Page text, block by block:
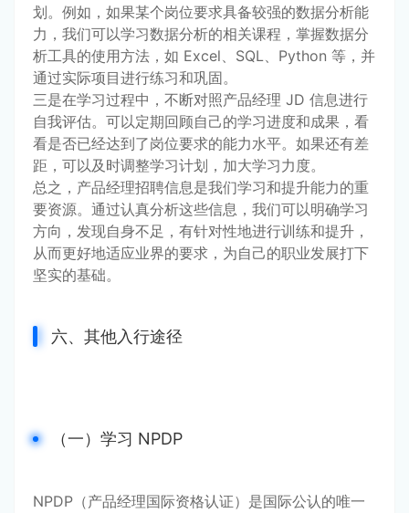
划。例如，如果某个岗位要求具备较强的数据分析能
力，我们可以学习数据分析的相关课程，掌握数据分
析工具的使用方法，如 Excel、SQL、Python 等，并
通过实际项目进行练习和巩固。
三是在学习过程中，不断对照产品经理 JD 信息进行
自我评估。可以定期回顾自己的学习进度和成果，看
看是否已经达到了岗位要求的能力水平。如果还有差
距，可以及时调整学习计划，加大学习力度。
总之，产品经理招聘信息是我们学习和提升能力的重
要资源。通过认真分析这些信息，我们可以明确学习
方向，发现自身不足，有针对性地进行训练和提升，
从而更好地适应业界的要求，为自己的职业发展打下
坚实的基础。
六、其他入行途径
（一）学习 NPDP
NPDP（产品经理国际资格认证）是国际公认的唯一